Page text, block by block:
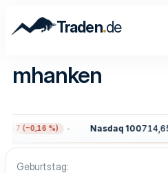
Traden.de
mhanken
(−0,16 %) Nasdaq 100714,65
Geburtstag